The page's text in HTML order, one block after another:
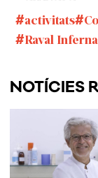
activitats
Raval
NOTÍCIES